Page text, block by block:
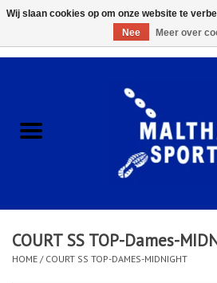
ACCESSOIRES/HARDWARE
KLEDING
CLUBSHOPS
COURT SS TOP-Dames-
HOME / COURT SS TOP-DAMES-MIDNIGHT
Wij slaan cookies op om onze website te
Nee
Meer over